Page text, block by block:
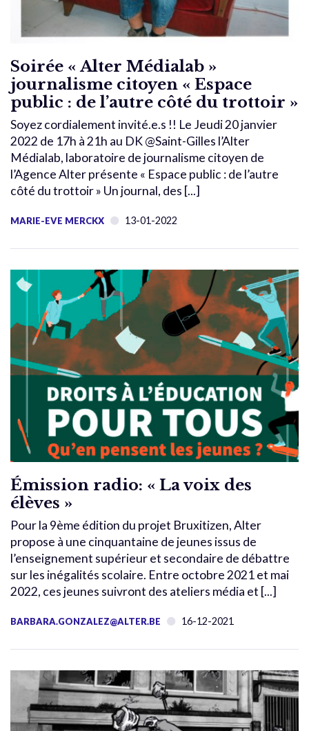
Soirée « Alter Médialab »
journalisme citoyen « Espace
public : de l’autre côté du trottoir »
Soyez cordialement invité.e.s !! Le Jeudi 20 janvier
2022 de 17h à 21h au DK @Saint-Gilles l’Alter
Médialab, laboratoire de journalisme citoyen de
l’Agence Alter présente « Espace public : de l’autre
côté du trottoir » Un journal, des [...]
MARIE-EVE MERCKX 13-01-2022
Émission radio: « La voix des
élèves »
Pour la 9ème édition du projet Bruxitizen, Alter
propose à une cinquantaine de jeunes issus de
l’enseignement supérieur et secondaire de débattre
sur les inégalités scolaire. Entre octobre 2021 et mai
2022, ces jeunes suivront des ateliers média et [...]
BARBARA.GONZALEZ@ALTER.BE 16-12-2021